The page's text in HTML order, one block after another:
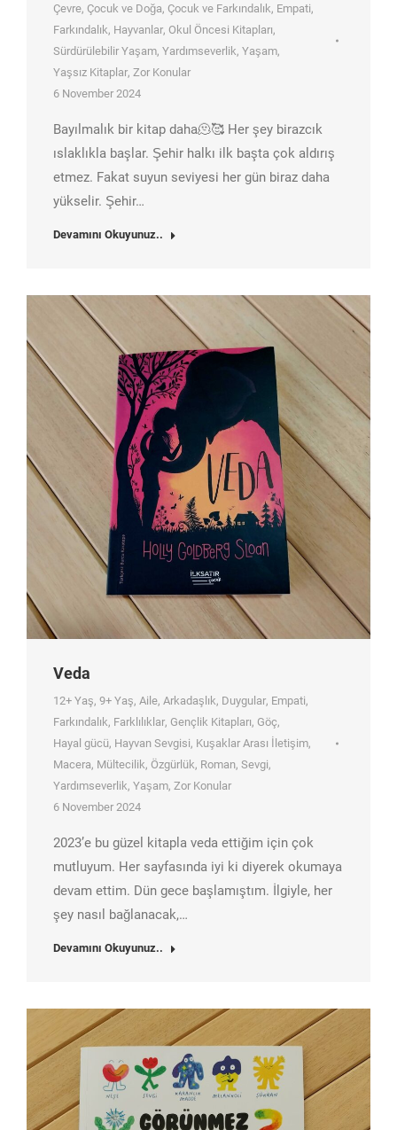
Çevre, Çocuk ve Doğa, Çocuk ve Farkındalık, Empati,
Farkındalık, Hayvanlar, Okul Öncesi Kitapları,
Sürdürülebilir Yaşam, Yardımseverlik, Yaşam,
Yaşsız Kitaplar, Zor Konular
6 November 2024
Bayılmalık bir kitap daha🫠🥰 Her şey birazcık
ıslaklıkla başlar. Şehir halkı ilk başta çok aldırış
etmez. Fakat suyun seviyesi her gün biraz daha
yükselir. Şehir…
Devamını Okuyunuz..
Veda
12+ Yaş, 9+ Yaş, Aile, Arkadaşlık, Duygular, Empati,
Farkındalık, Farklılıklar, Gençlik Kitapları, Göç,
Hayal gücü, Hayvan Sevgisi, Kuşaklar Arası İletişim,
Macera, Mültecilik, Özgürlük, Roman, Sevgi,
Yardımseverlik, Yaşam, Zor Konular
6 November 2024
2023’e bu güzel kitapla veda ettiğim için çok
mutluyum. Her sayfasında iyi ki diyerek okumaya
devam ettim. Dün gece başlamıştım. İlgiyle, her
şey nasıl bağlanacak,…
Devamını Okuyunuz..